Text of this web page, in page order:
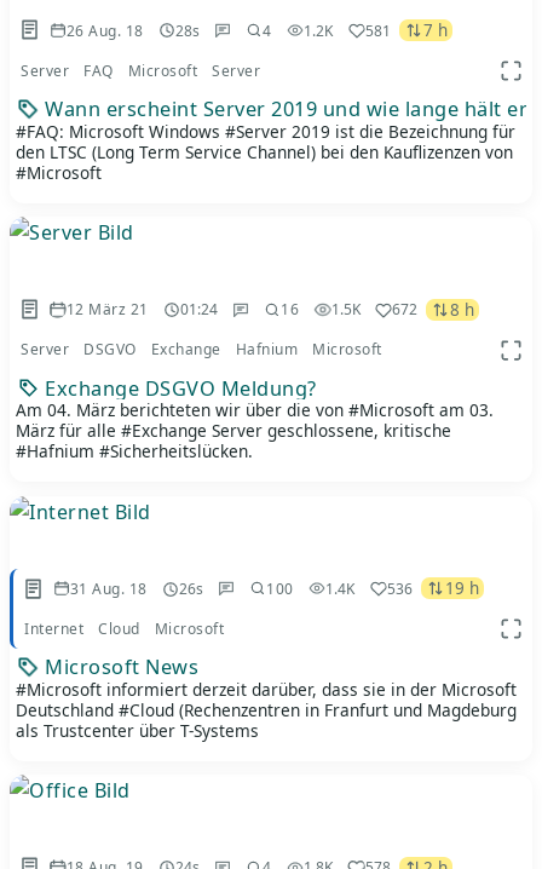
26 Aug. 18 28s 4 1.2K 581 7 h
Server FAQ Microsoft Server
Wann erscheint Server 2019 und wie lange hält er
#FAQ: Microsoft Windows #Server 2019 ist die Bezeichnung für
den LTSC (Long Term Service Channel) bei den Kauflizenzen von
#Microsoft
12 März 21 01:24 16 1.5K 672 8 h
Server DSGVO Exchange Hafnium Microsoft
Exchange DSGVO Meldung?
Am 04. März berichteten wir über die von #Microsoft am 03.
März für alle #Exchange Server geschlossene, kritische
#Hafnium #Sicherheitslücken.
31 Aug. 18 26s 100 1.4K 536 19 h
Internet Cloud Microsoft
Microsoft News
#Microsoft informiert derzeit darüber, dass sie in der Microsoft
Deutschland #Cloud (Rechenzentren in Franfurt und Magdeburg
als Trustcenter über T-Systems